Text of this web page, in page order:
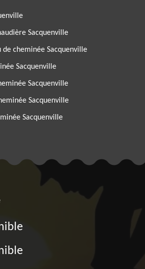
Sacquenville
de cheminée Sacquenville
Sacquenville
Sacquenville
Sacquenville
Sacquenville